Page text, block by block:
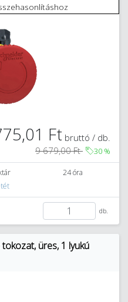
Ft bruttó / db.
9 679,00 Ft
30 %
24 óra
db.
üres, 1 lyukú